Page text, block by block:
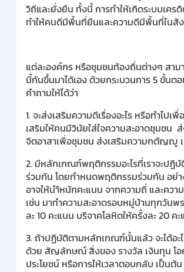
วิถีและยั่งยืน ทั้งนี้ การทำให้เกิดระบบเคร
ทำให้คนดีมีพื้นที่ยืนและความดีมีพื้นที่ในสั
แต่ละองค์กร หรือชุมชนท้องถิ่นต่างๆ สาม
นี้กันขึ้นมาได้เอง ด้วยกระบวนการ 5 ขั้นต
คำถามให้ได้ว่า
1. จะส่งเสริมความดีเรื่องอะไร หรือทำไปเ
เสริมให้คนมีวินัยใส่ใจความสะอาดชุมชน
จิตอาสาเพื่อชุมชน ส่งเสริมความกตัญญู
2. มีหลักเกณฑ์พฤติกรรมอะไรที่เราจะปฏิ
ร่วมกัน โดยกำหนดพฤติกรรมร่วมกัน อย่
อาจให้นำ้หนักคะแนน จากความถี่ และคว
เช่น มาทำความสะอาดรอบหมู่บ้านทุกวันพ
ละ 10 คะแนน บริจาคโลหิตให้ครั้งละ 20 ค
3. ถ้าปฏิบัติตามหลักเกณฑ์นั้นแล้ว จะได้อะ
ด้วย สัญลักษณ์ สิ่งของ รางวัล เงินทุน โ
ประโยชน์ หรือการให้เวลาตอบกลับ เป็นต้น